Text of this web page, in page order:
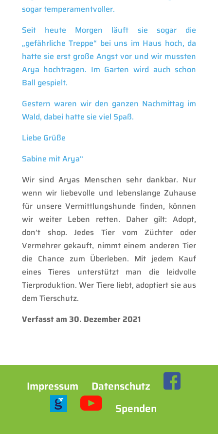
sogar temperamentvoller.
Seit heute Morgen läuft sie sogar die
„gefährliche Treppe“ bei uns im Haus hoch, da
hatte sie erst große Angst vor und wir mussten
Arya hochtragen. Im Garten wird auch schon
Ball gespielt.
Gestern waren wir den ganzen Nachmittag im
Wald, dabei hatte sie viel Spaß.
Liebe Grüße
Sabine mit Arya“
Wir sind Aryas Menschen sehr dankbar. Nur
wenn wir liebevolle und lebenslange Zuhause
für unsere Vermittlungshunde finden, können
wir weiter Leben retten. Daher gilt: Adopt,
don’t shop. Jedes Tier vom Züchter oder
Vermehrer gekauft, nimmt einem anderen Tier
die Chance zum Überleben. Mit jedem Kauf
eines Tieres unterstützt man die leidvolle
Tierproduktion. Wer Tiere liebt, adoptiert sie aus
dem Tierschutz.
Verfasst am 30. Dezember 2021
Impressum
Datenschutz
Spenden